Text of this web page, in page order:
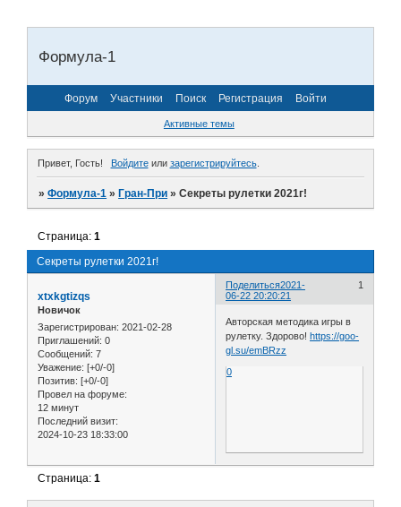
Формула-1
Форум Участники Поиск Регистрация Войти
Активные темы
Привет, Гость! Войдитеили зарегистрируйтесь.
»Формула-1 »Гран-При »Секреты рулетки 2021г!
Секреты рулетки 2021г!
Страница:1
Поделиться 1
2021-
06-22 20:20:21
xtxkgtizqs
Новичок
Зарегистрирован: 2021-02-28
Приглашений: 0
Сообщений: 7
Уважение: [+0/-0]
Позитив: [+0/-0]
Провел на форуме:
12 минут
Последний визит:
2024-10-23 18:33:00
Авторская методика игры в
рулетку. Здорово! https://goo-
gl.su/emBRzz
0
Страница:1